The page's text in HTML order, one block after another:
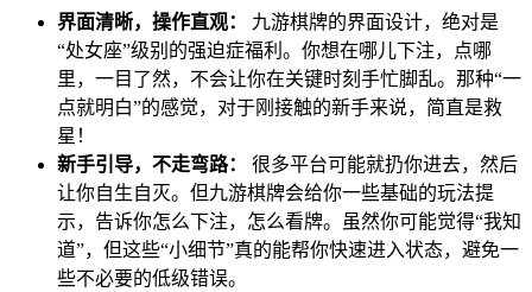
界面清晰，操作直观：
九游棋牌的界面设计，绝对是
“处女座”级别的强迫症福利。你想在哪儿下注，点哪
里，一目了然，不会让你在关键时刻手忙脚乱。那种“一
点就明白”的感觉，对于刚接触的新手来说，简直是救
星！
新手引导，不走弯路：
很多平台可能就扔你进去，然后
让你自生自灭。但九游棋牌会给你一些基础的玩法提
示，告诉你怎么下注，怎么看牌。虽然你可能觉得“我知
道”，但这些“小细节”真的能帮你快速进入状态，避免一
些不必要的低级错误。